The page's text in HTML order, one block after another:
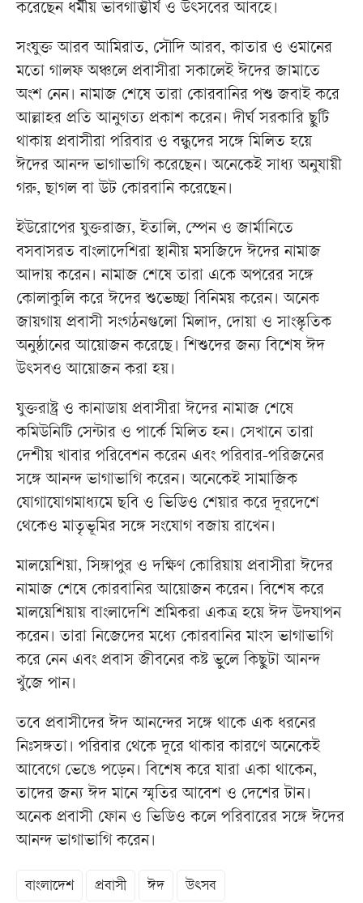
করেছেন ধর্মীয় ভাবগাম্ভীর্য ও উৎসবের আবহে।
সংযুক্ত আরব আমিরাত, সৌদি আরব, কাতার ও ওমানের
মতো গালফ অঞ্চলে প্রবাসীরা সকালেই ঈদের জামাতে
অংশ নেন। নামাজ শেষে তারা কোরবানির পশু জবাই করে
আল্লাহর প্রতি আনুগত্য প্রকাশ করেন। দীর্ঘ সরকারি ছুটি
থাকায় প্রবাসীরা পরিবার ও বন্ধুদের সঙ্গে মিলিত হয়ে
ঈদের আনন্দ ভাগাভাগি করেছেন। অনেকেই সাধ্য অনুযায়ী
গরু, ছাগল বা উট কোরবানি করেছেন।
ইউরোপের যুক্তরাজ্য, ইতালি, স্পেন ও জার্মানিতে
বসবাসরত বাংলাদেশিরা স্থানীয় মসজিদে ঈদের নামাজ
আদায় করেন। নামাজ শেষে তারা একে অপরের সঙ্গে
কোলাকুলি করে ঈদের শুভেচ্ছা বিনিময় করেন। অনেক
জায়গায় প্রবাসী সংগঠনগুলো মিলাদ, দোয়া ও সাংস্কৃতিক
অনুষ্ঠানের আয়োজন করেছে। শিশুদের জন্য বিশেষ ঈদ
উৎসবও আয়োজন করা হয়।
যুক্তরাষ্ট্র ও কানাডায় প্রবাসীরা ঈদের নামাজ শেষে
কমিউনিটি সেন্টার ও পার্কে মিলিত হন। সেখানে তারা
দেশীয় খাবার পরিবেশন করেন এবং পরিবার-পরিজনের
সঙ্গে আনন্দ ভাগাভাগি করেন। অনেকেই সামাজিক
যোগাযোগমাধ্যমে ছবি ও ভিডিও শেয়ার করে দূরদেশে
থেকেও মাতৃভূমির সঙ্গে সংযোগ বজায় রাখেন।
মালয়েশিয়া, সিঙ্গাপুর ও দক্ষিণ কোরিয়ায় প্রবাসীরা ঈদের
নামাজ শেষে কোরবানির আয়োজন করেন। বিশেষ করে
মালয়েশিয়ায় বাংলাদেশি শ্রমিকরা একত্র হয়ে ঈদ উদযাপন
করেন। তারা নিজেদের মধ্যে কোরবানির মাংস ভাগাভাগি
করে নেন এবং প্রবাস জীবনের কষ্ট ভুলে কিছুটা আনন্দ
খুঁজে পান।
তবে প্রবাসীদের ঈদ আনন্দের সঙ্গে থাকে এক ধরনের
নিঃসঙ্গতা। পরিবার থেকে দূরে থাকার কারণে অনেকেই
আবেগে ভেঙে পড়েন। বিশেষ করে যারা একা থাকেন,
তাদের জন্য ঈদ মানে স্মৃতির আবেশ ও দেশের টান।
অনেক প্রবাসী ফোন ও ভিডিও কলে পরিবারের সঙ্গে ঈদের
আনন্দ ভাগাভাগি করেন।
বাংলাদেশ প্রবাসী ঈদ উৎসব